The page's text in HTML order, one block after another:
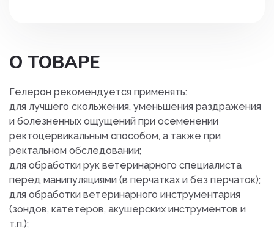
О ТОВАРЕ
Гелерон рекомендуется применять:
для лучшего скольжения, уменьшения раздражения
и болезненных ощущений при осеменении
ректоцервикальным способом, а также при
ректальном обследовании;
для обработки рук ветеринарного специалиста
перед манипуляциями (в перчатках и без перчаток);
для обработки ветеринарного инструментария
(зондов, катетеров, акушерских инструментов и
т.п.);